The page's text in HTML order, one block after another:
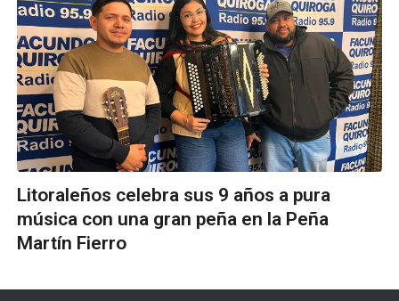
Litoraleños celebra sus 9 años a pura
música con una gran peña en la Peña
Martín Fierro